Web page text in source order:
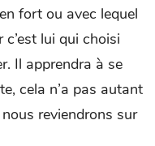
fort ou avec lequel
c’est lui qui choisi
Il apprendra à se
cela n’a pas autant
reviendrons sur